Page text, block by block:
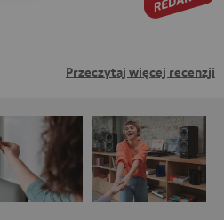
Przeczytaj więcej recenzji